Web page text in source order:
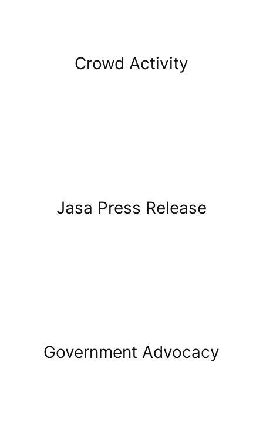
Crowd Activity
Jasa Press Release
Government Advocacy